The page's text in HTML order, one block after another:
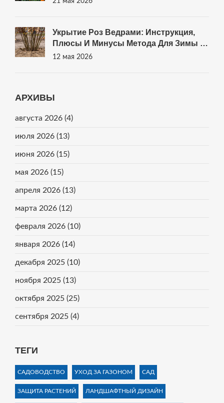
Укрытие Роз Ведрами: Инструкция,
Плюсы И Минусы Метода Для Зимы В
Санкт-Петербурге
12 мая 2026
АРХИВЫ
августа 2026 (4)
июля 2026 (13)
июня 2026 (15)
мая 2026 (15)
апреля 2026 (13)
марта 2026 (12)
февраля 2026 (10)
января 2026 (14)
декабря 2025 (10)
ноября 2025 (13)
октября 2025 (25)
сентября 2025 (4)
ТЕГИ
САДОВОДСТВО УХОД ЗА ГАЗОНОМ САД
ЗАЩИТА РАСТЕНИЙ ЛАНДШАФТНЫЙ ДИЗАЙН